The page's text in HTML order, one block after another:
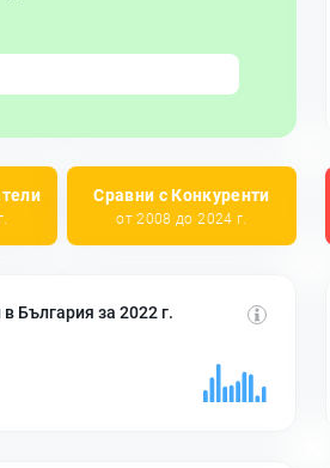
Сравни с Конкуренти
от 2008 до 2024 г.
България за 2022 г.